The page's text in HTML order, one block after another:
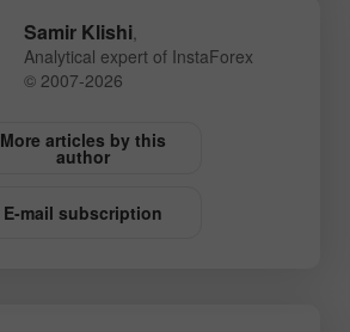
Samir Klishi,
Analytical expert of InstaForex
© 2007-2026
More articles by this
author
E-mail subscription